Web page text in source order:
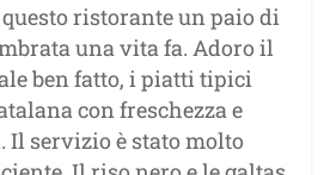
ristorante un paio di
una vita fa. Adoro il
ben fatto, i piatti tipici
con freschezza e
Il servizio è stato molto